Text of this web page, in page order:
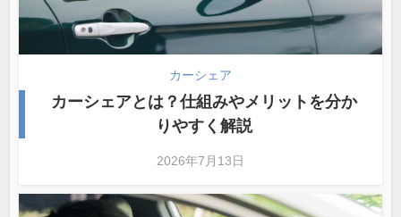
カーシェア
カーシェアとは？仕組みやメリットを分か
りやすく解説
2026年7月13日